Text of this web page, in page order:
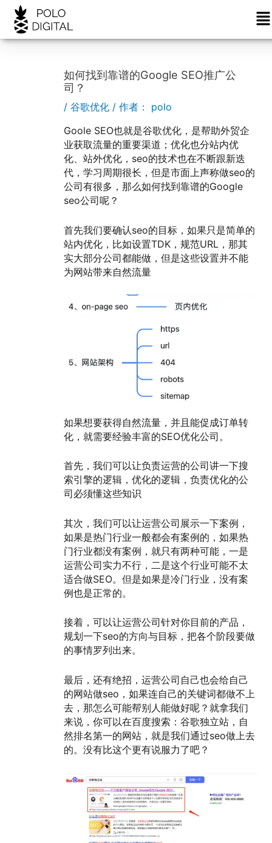
菜
单
如何找到靠谱的Google SEO推广公
司？
/ 谷歌优化/ 作者：
polo
Goole SEO也就是谷歌优化，是帮助外贸企
业获取流量的重要渠道；优化也分站内优
化、站外优化，seo的技术也在不断跟新迭
代，学习周期很长，但是市面上声称做seo的
公司有很多，那么如何找到靠谱的Google
seo公司呢？
首先我们要确认seo的目标，如果只是简单的
站内优化，比如设置TDK，规范URL，那其
实大部分公司都能做，但是这些设置并不能
为网站带来自然流量
如果想要获得自然流量，并且能促成订单转
化，就需要经验丰富的SEO优化公司。
首先，我们可以让负责运营的公司讲一下搜
索引擎的逻辑，优化的逻辑，负责优化的公
司必须懂这些知识
其次，我们可以让运营公司展示一下案例，
如果是热门行业一般都会有案例的，如果热
门行业都没有案例，就只有两种可能，一是
运营公司实力不行，二是这个行业可能不太
适合做SEO。但是如果是冷门行业，没有案
例也是正常的。
接着，可以让运营公司针对你目前的产品，
规划一下seo的方向与目标，把各个阶段要做
的事情罗列出来。
最后，还有绝招，运营公司自己也会给自己
的网站做seo，如果连自己的关键词都做不上
去，那怎么可能帮别人能做好呢？就拿我们
来说，你可以在百度搜索：谷歌独立站，自
然排名第一的网站，就是我们通过seo做上去
的。没有比这个更有说服力了吧？